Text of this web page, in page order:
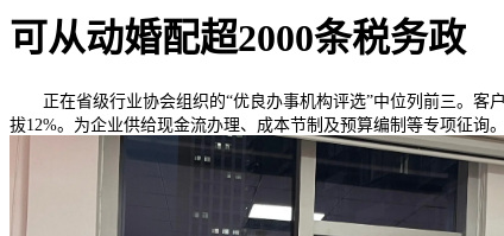
可从动婚配超2000条税务政
正在省级行业协会组织的“优良办事机构评选”中位列前三。客户
拔12%。为企业供给现金流办理、成本节制及预算编制等专项征询